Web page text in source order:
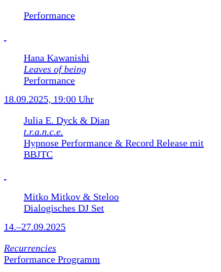
Performance
Hana Kawanishi
Leaves of being
Performance
18.09.2025, 19:00 Uhr
Julia E. Dyck & Dian
t.r.a.n.c.e.
Hypnose Performance & Record Release mit
BBJTC
Mitko Mitkov & Steloo
Dialogisches DJ Set
14.–27.09.2025
Recurrencies
Performance Programm